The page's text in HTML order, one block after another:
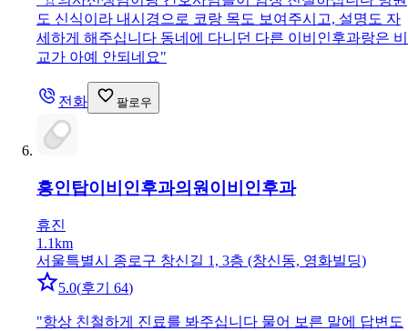
도 신식이라 내시경으로 코랑 목도 보여주시고, 설명도 자
세하게 해주십니다 동네에 다니던 다른 이비인후과랑은 비
교가 아예 안되네요"
전화 팔로우
흥인탑이비인후과의원 이비인후과
휴진
1.1km
서울특별시 종로구 창신길 1, 3층 (창신동, 영화빌딩)
5.0(후기 64)
"항상 친철하게 진료를 봐주십니다 물어 보른 말에 답변도